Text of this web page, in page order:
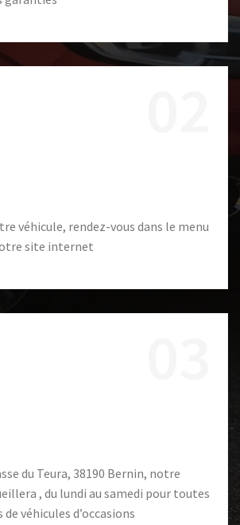
véhicule, rendez-vous dans le menu
site internet
du Teura, 38190 Bernin, notre
, du lundi au samedi pour toutes
véhicules d’occasions